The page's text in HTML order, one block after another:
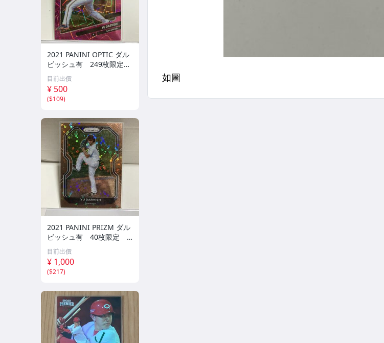
2021 PANINI OPTIC ダル
ビッシュ有 249枚限定
シリアルカード パドレス
目前出價
¥ 500
($109)
2021 PANINI PRIZM ダル
ビッシュ有 40枚限定
シリアルカード パドレス
目前出價
¥ 1,000
($217)